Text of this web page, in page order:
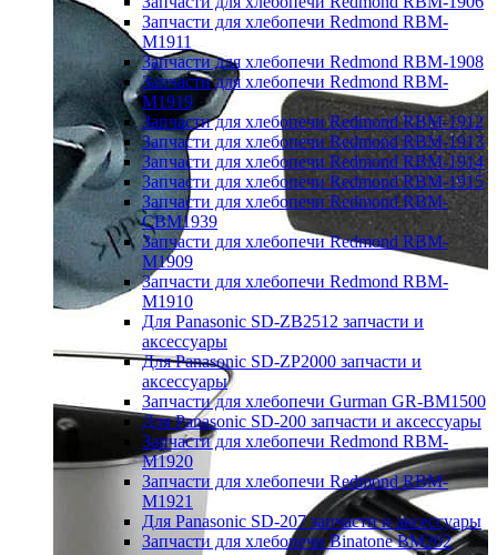
Запчасти для хлебопечи Redmond RBM-
M1911
Запчасти для хлебопечи Redmond RBM-1908
Запчасти для хлебопечи Redmond RBM-
M1919
Запчасти для хлебопечи Redmond RBM-1912
Запчасти для хлебопечи Redmond RBM-1913
Запчасти для хлебопечи Redmond RBM-1914
Запчасти для хлебопечи Redmond RBM-1915
Запчасти для хлебопечи Redmond RBM-
CBM1939
Запчасти для хлебопечи Redmond RBM-
M1909
Запчасти для хлебопечи Redmond RBM-
M1910
Для Panasonic SD-ZB2512 запчасти и
аксессуары
Для Panasonic SD-ZP2000 запчасти и
аксессуары
Запчасти для хлебопечи Gurman GR-BM1500
Для Panasonic SD-200 запчасти и аксессуары
Запчасти для хлебопечи Redmond RBM-
M1920
Запчасти для хлебопечи Redmond RBM-
M1921
Для Panasonic SD-207 запчасти и аксессуары
Запчасти для хлебопечи Binatone BM202